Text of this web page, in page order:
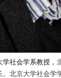
社会学系教授，
。北京大学社会学